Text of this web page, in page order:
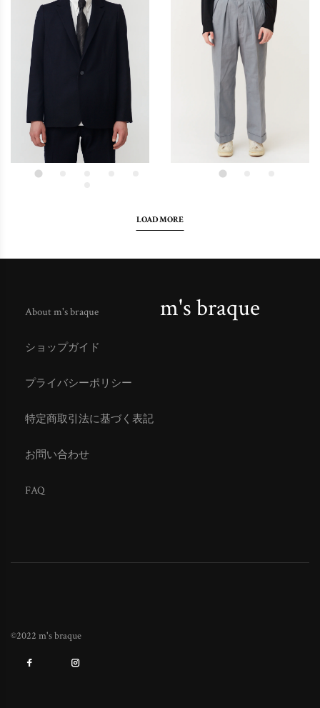
LOAD MORE
About m's braque
ショップガイド
プライバシーポリシー
特定商取引法に基づく表記
お問い合わせ
FAQ
m's braque
©2022 m's braque